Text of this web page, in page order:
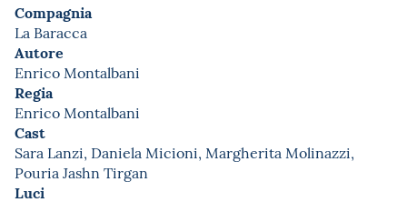
Compagnia
La Baracca
Autore
Enrico Montalbani
Regia
Enrico Montalbani
Cast
Sara Lanzi, Daniela Micioni, Margherita Molinazzi,
Pouria Jashn Tirgan
Luci